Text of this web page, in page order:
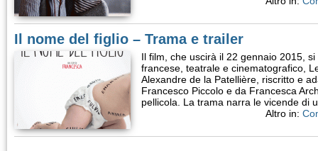
Il nome del figlio – Trama e trailer
Il film, che uscirà il 22 gennaio 2015,
francese, teatrale e cinematografico,
Alexandre de la Patellière, riscritto e
Francesco Piccolo e da Francesca
pellicola. La trama narra le vicende di
Altro in: